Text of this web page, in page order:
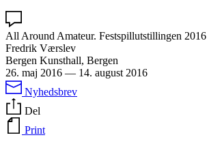
All Around Amateur. Festspillutstillingen 2016
Fredrik Værslev
Bergen Kunsthall, Bergen
26. maj 2016 — 14. august 2016
Nyhedsbrev
Del
Print